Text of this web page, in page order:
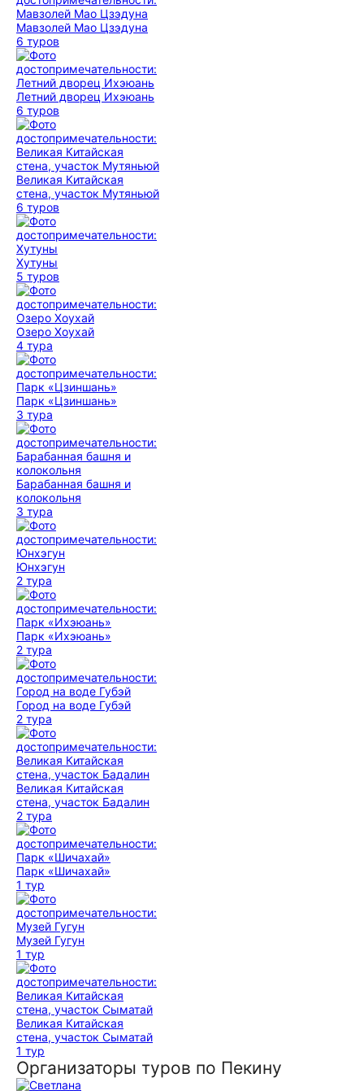
Мавзолей Мао Цзэдуна
6 туров
Летний дворец Ихэюань
6 туров
Великая Китайская
стена, участок Мутяньюй
6 туров
Хутуны
5 туров
Озеро Хоухай
4 тура
Парк «Цзиншань»
3 тура
Барабанная башня и
колокольня
3 тура
Юнхэгун
2 тура
Парк «Ихэюань»
2 тура
Город на воде Губэй
2 тура
Великая Китайская
стена, участок Бадалин
2 тура
Парк «Шичахай»
1 тур
Музей Гугун
1 тур
Великая Китайская
стена, участок Сыматай
1 тур
Организаторы туров по Пекину